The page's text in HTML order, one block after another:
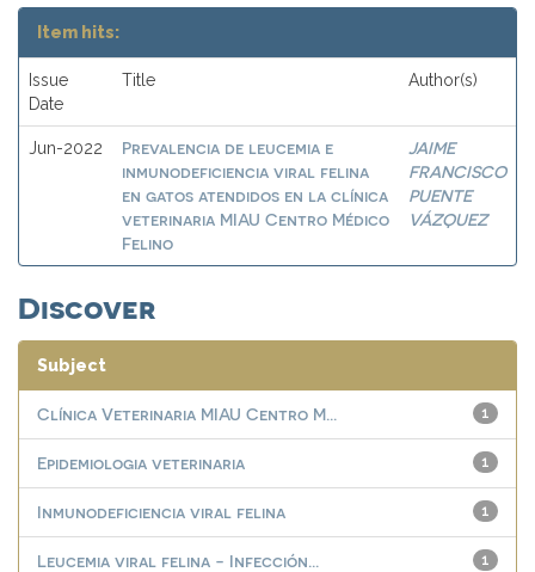
Item hits:
Issue
Date
Title Author(s)
Jun-2022
Prevalencia de leucemia e
inmunodeficiencia viral felina
en gatos atendidos en la clínica
veterinaria MIAU Centro Médico
Felino
JAIME
FRANCISCO
PUENTE
VÁZQUEZ
Discover
Subject
1
Clínica Veterinaria MIAU Centro M...
1
Epidemiologia veterinaria
1
Inmunodeficiencia viral felina
1
Leucemia viral felina - Infección...